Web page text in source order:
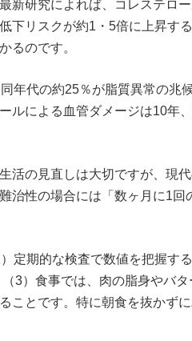
新研究によれば、コレステロ
下リスクが約1・5倍に上昇す
るのです。
年代の約25％が脂質異常の兆
ルによる血管ダメージは10年
活の見直しは大切ですが、現
治性の場合には「数ヶ月に1回
定期的な検査で数値を把握する
3）食事では、肉の脂身やバタ
ことです。特に朝食を抜かず